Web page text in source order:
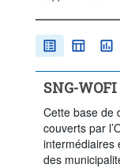
SNG-
Cette base de
couverts par
intermédiaires
des